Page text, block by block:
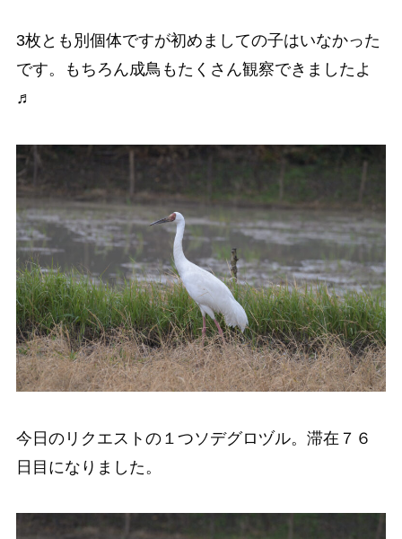
3枚とも別個体ですが初めましての子はいなかった
です。もちろん成鳥もたくさん観察できましたよ
♬
今日のリクエストの１つソデグロヅル。滞在７６
日目になりました。